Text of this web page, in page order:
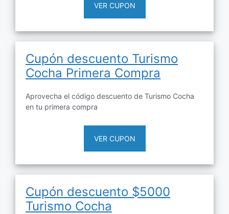
VER CUPON
Cupón descuento Turismo
Cocha Primera Compra
Aprovecha el código descuento de Turismo Cocha
en tu primera compra
VER CUPON
Cupón descuento $5000
Turismo Cocha